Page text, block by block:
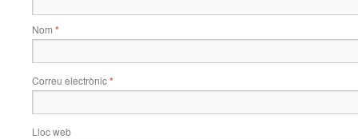
Nom *
Correu electrònic*
Lloc web